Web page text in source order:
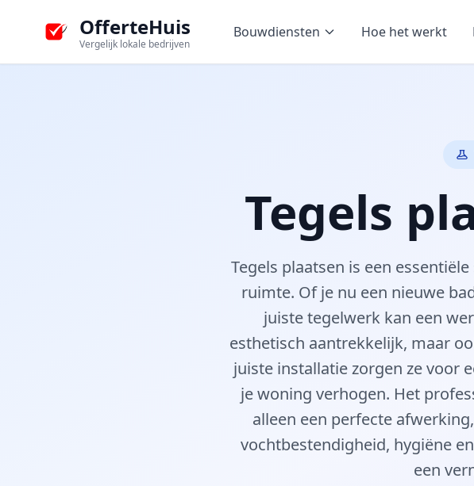
OfferteHuis
Vergelijk lokale bedrijven
Bouwdiensten Hoe het werkt
Tegels
Tegels plaatsen is een
ruimte. Of je nu een nieuwe
juiste tegelwerk kan een
esthetisch aantrekkelijk, maar
juiste installatie zorgen ze voor
je woning verhogen. Het
alleen een perfecte
vochtbestendigheid, hygiëne
een